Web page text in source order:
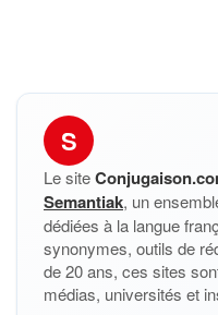
S
Le site
Semantiak, un
dédiées à la langue
synonymes, outils de
de 20 ans, ces sites
médias, universités et